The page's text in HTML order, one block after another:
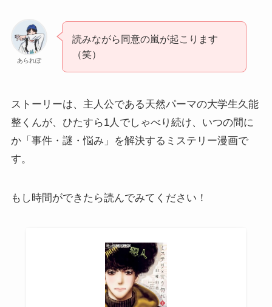
あられぽ
読みながら同意の嵐が起こります
（笑）
ストーリーは、主人公である天然パーマの大学生久能
整くんが、ひたすら1人でしゃべり続け、いつの間に
か「事件・謎・悩み」を解決するミステリー漫画で
す。
もし時間ができたら読んでみてください！